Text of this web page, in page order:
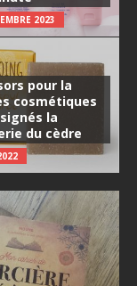
2023
pour la
cosmétiques
la
du cèdre